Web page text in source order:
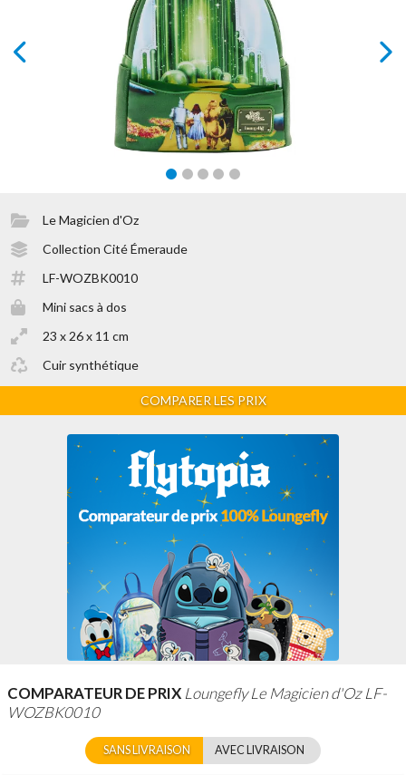
Le Magicien d'Oz
Collection Cité Émeraude
LF-WOZBK0010
Mini sacs à dos
23 x 26 x 11 cm
Cuir synthétique
COMPARER LES PRIX
COMPARATEUR DE PRIX Loungefly Le Magicien d'Oz LF-
WOZBK0010
SANS LIVRAISON AVEC LIVRAISON